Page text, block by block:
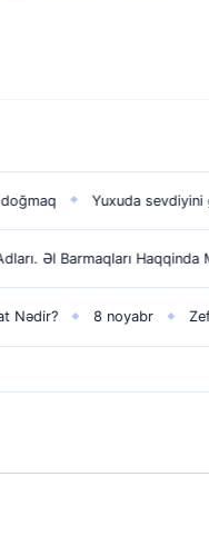
sevdiyini görmək ◆
Haqqinda Melumat ◆
8 noyabr​ ◆ Zefer gunu